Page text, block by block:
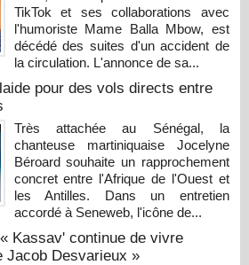
TikTok et ses collaborations avec
l'humoriste Mame Balla Mbow, est
décédé des suites d'un accident de
la circulation. L'annonce de sa...
pour des vols directs entre
Très attachée au Sénégal, la
chanteuse martiniquaise Jocelyne
Béroard souhaite un rapprochement
concret entre l'Afrique de l'Ouest et
les Antilles. Dans un entretien
accordé à Seneweb, l'icône de...
Kassav' continue de vivre
Jacob Desvarieux »